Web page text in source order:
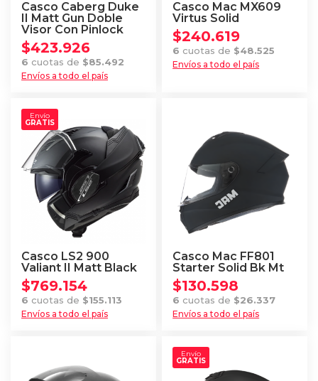
Casco Caberg Duke
II Matt Gun Doble
Visor Con Pinlock
Envíos a todo el país
$423.926
6 cuotas de $85.492
producto
tiene
múltiples
variantes.
Las
opciones
pueden
elegir
en
la
página
de
Casco Mac MX609
Virtus Solid
Envíos a todo el país
$240.619
6 cuotas de $48.525
múltiples
variantes.
Las
opciones
se
pueden
elegir
en
la
página
de
Casco LS2 900
Valiant II Matt Black
Envío
GRATIS
Envíos a todo el país
$769.154
6 cuotas de $155.113
Casco Mac FF801
Starter Solid Bk Mt
Envíos a todo el país
$130.598
6 cuotas de $26.337
producto
tiene
Envío
GRATIS